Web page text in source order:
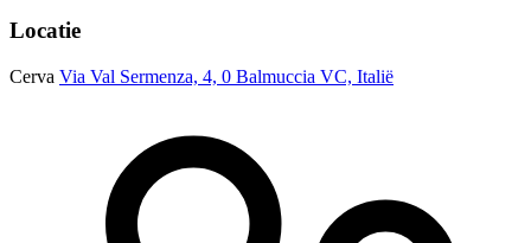
Locatie
Cerva Via Val Sermenza, 4, 0 Balmuccia VC, Italië